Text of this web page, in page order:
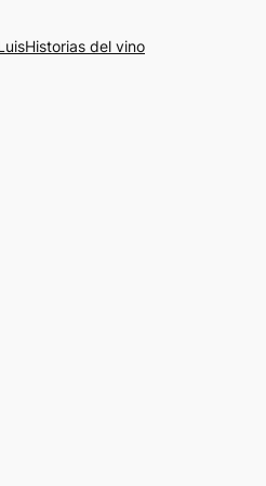
Historias del vino